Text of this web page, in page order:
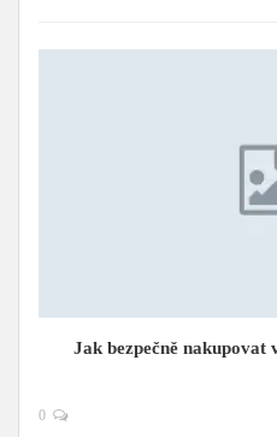
Jak bezpečně nakupovat